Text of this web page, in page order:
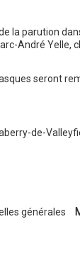
la parution
André Yelle,
seront
de-
générales